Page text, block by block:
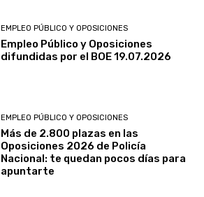
EMPLEO PÚBLICO Y OPOSICIONES
Empleo Público y Oposiciones
difundidas por el BOE 19.07.2026
EMPLEO PÚBLICO Y OPOSICIONES
Más de 2.800 plazas en las
Oposiciones 2026 de Policía
Nacional: te quedan pocos días para
apuntarte